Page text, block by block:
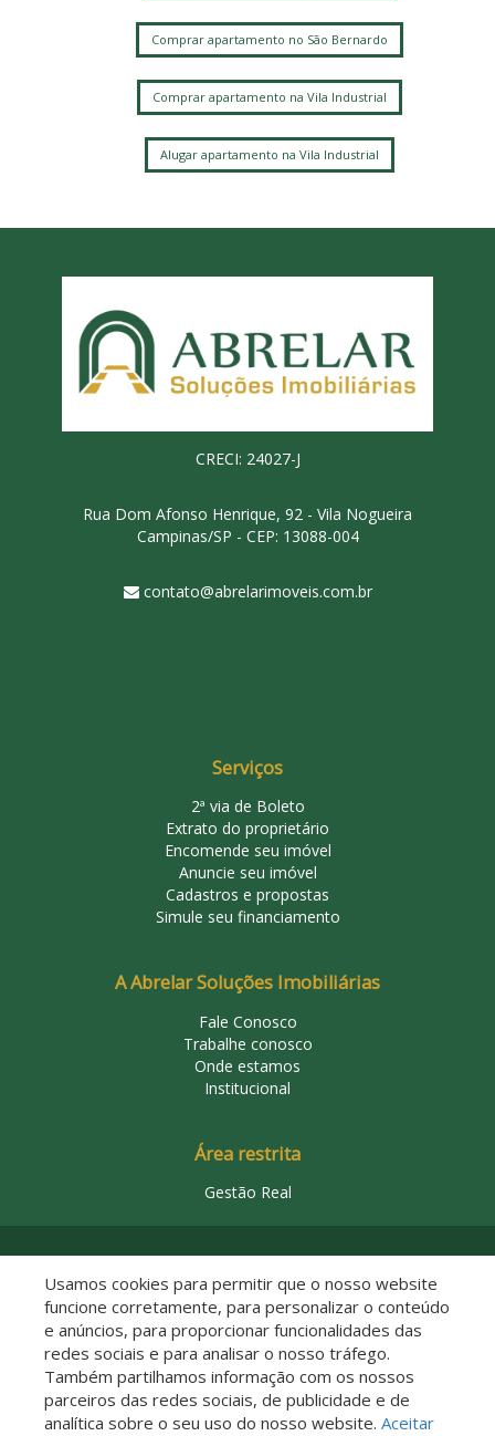
Comprar apartamento no São Bernardo
Comprar apartamento na Vila Industrial
Alugar apartamento na Vila Industrial
CRECI: 24027-J
Rua Dom Afonso Henrique, 92 - Vila Nogueira
Campinas/SP - CEP: 13088-004
contato@abrelarimoveis.com.br
Serviços
2ª via de Boleto
Extrato do proprietário
Encomende seu imóvel
Anuncie seu imóvel
Cadastros e propostas
Simule seu financiamento
A Abrelar Soluções Imobiliárias
Fale Conosco
Trabalhe conosco
Onde estamos
Institucional
Área restrita
Gestão Real
Descomplicado por:
Usamos cookies para permitir que o nosso website
funcione corretamente, para personalizar o conteúdo
e anúncios, para proporcionar funcionalidades das
redes sociais e para analisar o nosso tráfego.
Também partilhamos informação com os nossos
parceiros das redes sociais, de publicidade e de
analítica sobre o seu uso do nosso website. Aceitar